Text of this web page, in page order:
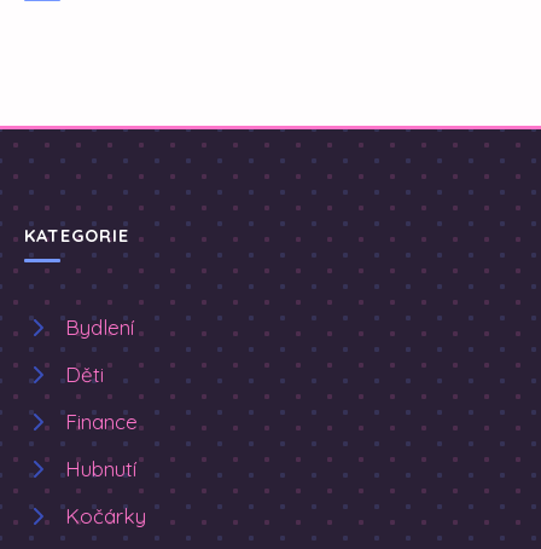
KATEGORIE
Bydlení
Děti
Finance
Hubnutí
Kočárky